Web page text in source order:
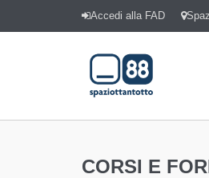
Accedi alla FAD
CORSI E